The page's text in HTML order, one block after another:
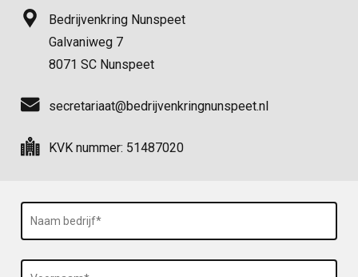
Bedrijvenkring Nunspeet
Galvaniweg 7
8071 SC Nunspeet
secretariaat@bedrijvenkringnunspeet.nl
KVK nummer: 51487020